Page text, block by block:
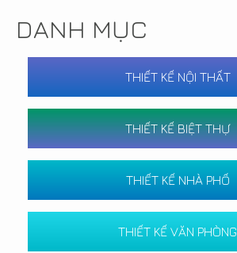
DANH MỤC
THIẾT KẾ NỘI THẤT
THIẾT KẾ BIỆT THỰ
THIẾT KẾ NHÀ PHỐ
THIẾT KẾ VĂN PHÒNG